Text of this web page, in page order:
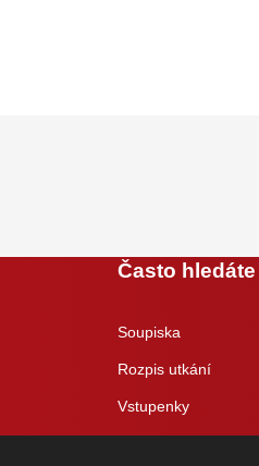
Často hledáte
Soupiska
Rozpis utkání
Vstupenky